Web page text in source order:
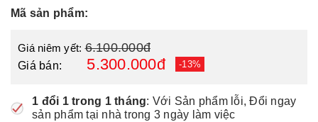
Mã sản phẩm:
Giá niêm yết:6.100.000đ
Giá bán: 5.300.000đ -13%
1 đổi 1 trong 1 tháng: Với Sản phẩm lỗi, Đổi ngay
sản phẩm tại nhà trong 3 ngày làm việc